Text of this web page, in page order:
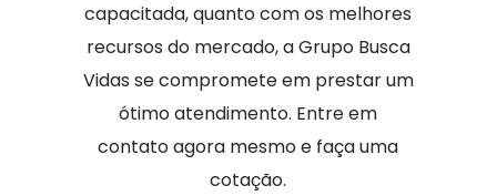
capacitada, quanto com os melhores
recursos do mercado, a Grupo Busca
Vidas se compromete em prestar um
ótimo atendimento. Entre em
contato agora mesmo e faça uma
cotação.